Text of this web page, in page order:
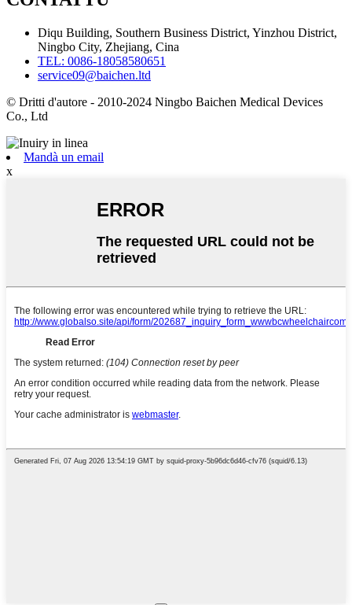
Diqu Building, Southern Business District, Yinzhou District,
Ningbo City, Zhejiang, Cina
TEL: 0086-18058580651
service09@baichen.ltd
© Dritti d'autore - 2010-2024 Ningbo Baichen Medical Devices
Co., Ltd
Mandà un email
x